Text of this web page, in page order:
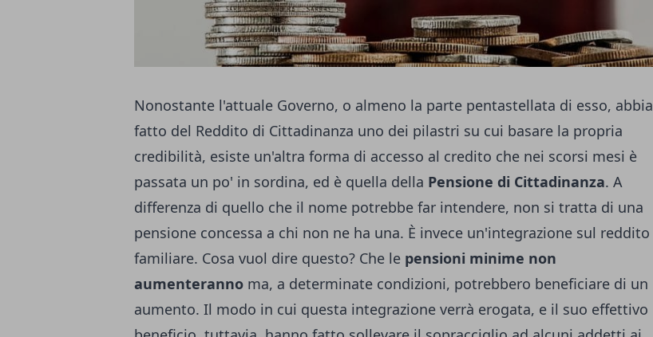
Nonostante l'attuale Governo, o almeno la parte pentastellata di esso, abbia
fatto del Reddito di Cittadinanza uno dei pilastri su cui basare la propria
credibilità, esiste un'altra forma di accesso al credito che nei scorsi mesi è
passata un po' in sordina, ed è quella della Pensione di Cittadinanza. A
differenza di quello che il nome potrebbe far intendere, non si tratta di una
pensione concessa a chi non ne ha una. È invece un'integrazione sul reddito
familiare. Cosa vuol dire questo? Che le pensioni minime non
aumenteranno ma, a determinate condizioni, potrebbero beneficiare di un
aumento. Il modo in cui questa integrazione verrà erogata, e il suo effettivo